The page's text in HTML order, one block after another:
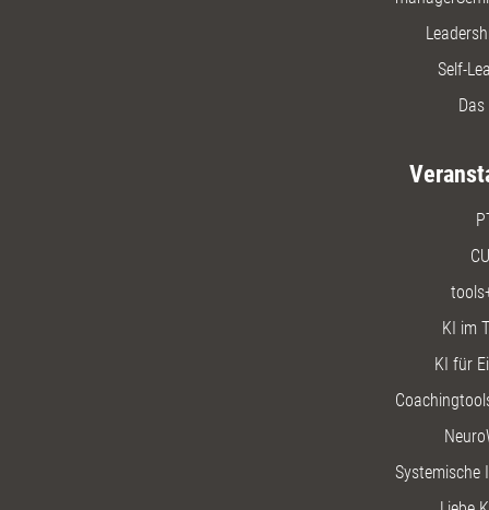
Self-
KI im
KI für
Systemische